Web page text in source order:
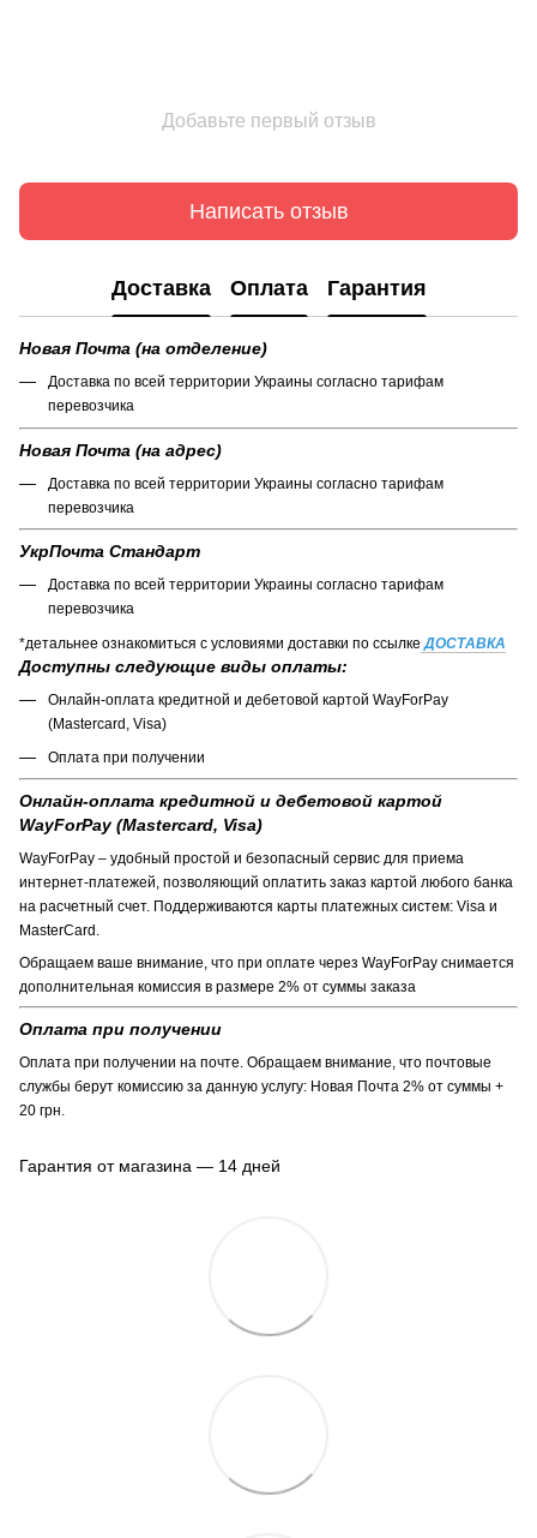
Добавьте первый отзыв
Написать отзыв
Доставка Оплата Гарантия
Новая Почта (на отделение)
Доставка по всей территории Украины согласно тарифам
перевозчика
Новая Почта (на адрес)
Доставка по всей территории Украины согласно тарифам
перевозчика
УкрПочта Стандарт
Доставка по всей территории Украины согласно тарифам
перевозчика
*детальнее ознакомиться с условиями доставки по ссылке ДОСТАВКА
Доступны следующие виды оплаты:
Онлайн-оплата кредитной и дебетовой картой WayForPay
(Mastercard, Visa)
Оплата при получении
Онлайн-оплата кредитной и дебетовой картой
WayForPay (Mastercard, Visa)
WayForPay – удобный простой и безопасный сервис для приема
интернет-платежей, позволяющий оплатить заказ картой любого банка
на расчетный счет. Поддерживаются карты платежных систем: Visa и
MasterCard.
Обращаем ваше внимание, что при оплате через WayForPay снимается
дополнительная комиссия в размере 2% от суммы заказа
Оплата при получении
Оплата при получении на почте. Обращаем внимание, что почтовые
службы берут комиссию за данную услугу: Новая Почта 2% от суммы +
20 грн.
Гарантия от магазина — 14 дней